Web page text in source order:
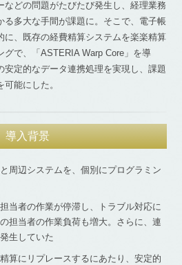
などの問題がたびたび発生し、経理業務
る多大な手間が課題に。そこで、電子帳
に、既存の経費精算システムを楽楽精算
グで、「ASTERIA Warp Core」を導
安定的なデータ連携処理を実現し、課題
能にした。
導入背景
周辺システムを、個別にプログラミン
当者の作業が停滞し、トラブル対応に
担当者の作業負荷も増大。さらに、連
生していた
算にリプレースするにあたり、安定的